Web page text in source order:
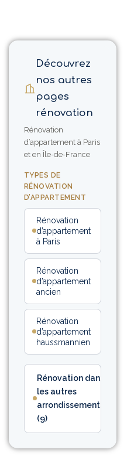
Découvrez
nos autres
pages
rénovation
Rénovation
d’appartement à Paris
et en Île-de-France
TYPES DE
RÉNOVATION
D’APPARTEMENT
Rénovation
d’appartement
à Paris
Rénovation
d’appartement
ancien
Rénovation
d’appartement
haussmannien
Rénovation dans
les autres
arrondissements
(9)